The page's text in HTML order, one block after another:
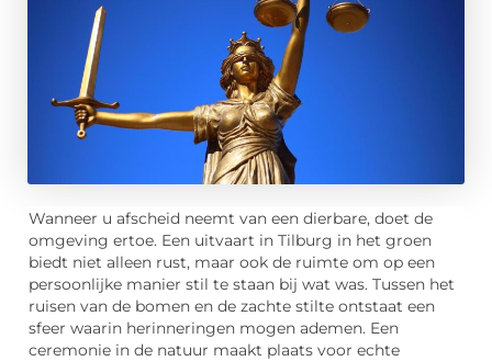
Wanneer u afscheid neemt van een dierbare, doet de
omgeving ertoe. Een uitvaart in Tilburg in het groen
biedt niet alleen rust, maar ook de ruimte om op een
persoonlijke manier stil te staan bij wat was. Tussen het
ruisen van de bomen en de zachte stilte ontstaat een
sfeer waarin herinneringen mogen ademen. Een
ceremonie in de natuur maakt plaats voor echte